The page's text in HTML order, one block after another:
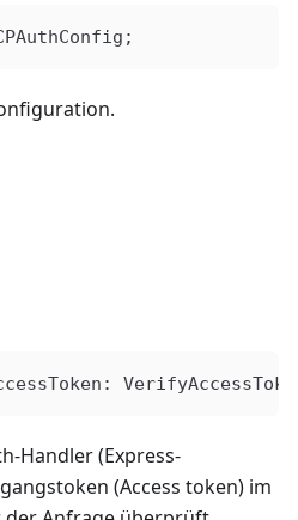
;
:
Handler (Express-
(Access token) im